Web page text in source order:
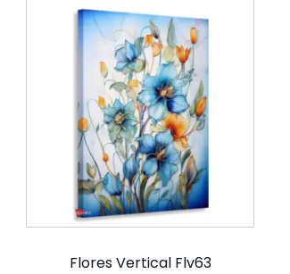
Flores Vertical Flv63